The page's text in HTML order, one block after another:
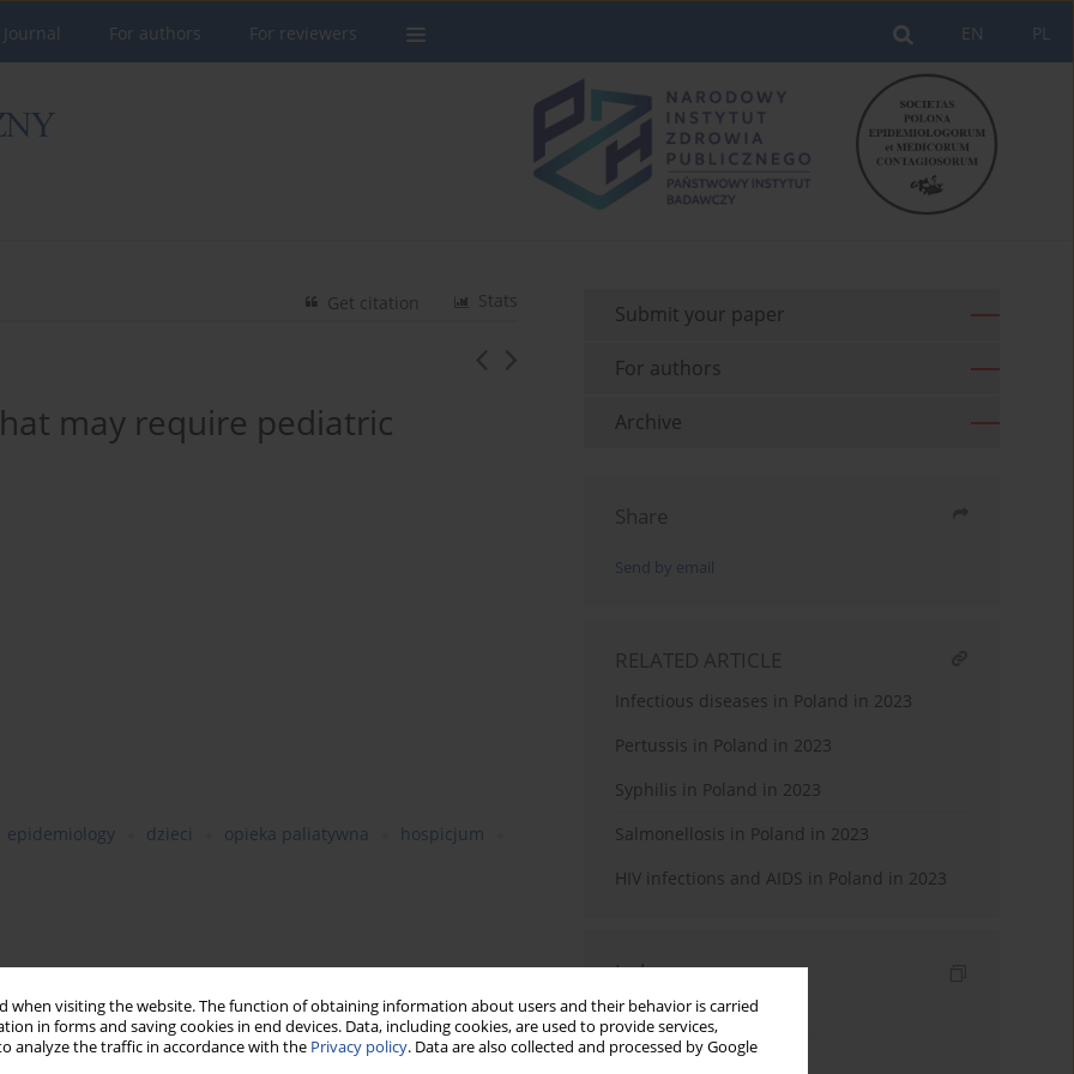
when visiting the website. The function of obtaining information about users and their behavior is carried
in forms and saving cookies in end devices. Data, including cookies, are used to provide services,
analyze the traffic in accordance with the Privacy policy. Data are also collected and processed by Google
PL
EN
For authors For reviewers
Stats
Get citation
may require pediatric
epidemiology dzieci opieka paliatywna
hospicjum
specified in the Regulation of the Minister of Health. The
is incomplete and inadequate.
and adequacy of the Minister of Health’s catalogue and
Submit your paper
For authors
Archive
Share
Send by email
RELATED ARTICLE
Infectious diseases in Poland in 2023
Pertussis in Poland in 2023
Syphilis in Poland in 2023
Salmonellosis in Poland in 2023
HIV infections and AIDS in Poland in 2023
Indexes
Keywords index
Topics index